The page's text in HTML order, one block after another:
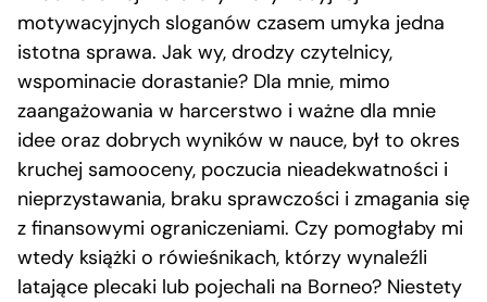
motywacyjnych sloganów czasem umyka jedna
istotna sprawa. Jak wy, drodzy czytelnicy,
wspominacie dorastanie? Dla mnie, mimo
zaangażowania w harcerstwo i ważne dla mnie
idee oraz dobrych wyników w nauce, był to okres
kruchej samooceny, poczucia nieadekwatności i
nieprzystawania, braku sprawczości i zmagania się
z finansowymi ograniczeniami. Czy pomogłaby mi
wtedy książki o rówieśnikach, którzy wynaleźli
latające plecaki lub pojechali na Borneo? Niestety